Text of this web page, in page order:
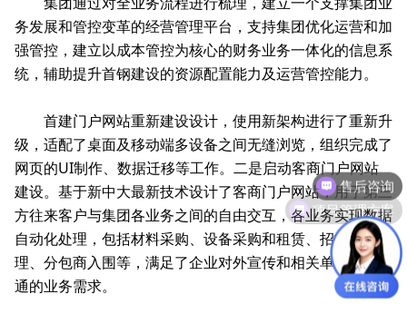
务发展和管控变革的经营管理平台，支持集团优化运营和加
强管控，建立以成本管控为核心的财务业务一体化的信息系
统，辅助提升首钢建设的资源配置能力及运营管控能力。
首建门户网站重新建设设计，使用新架构进行了重新升
级，适配了桌面及移动端多设备之间无缝浏览，组织完成了
网页的UI制作、数据迁移等工作。二是启动客商门户网站
建设。基于新中大最新技术设计了客商门户网站，用于第三
方往来客户与集团各业务之间的自由交互，各业务实现数据
自动化处理，包括材料采购、设备采购和租赁、招投标管
理、分包商入围等，满足了企业对外宣传和相关单位互联互
通的业务需求。
项目管理方案
售后咨询